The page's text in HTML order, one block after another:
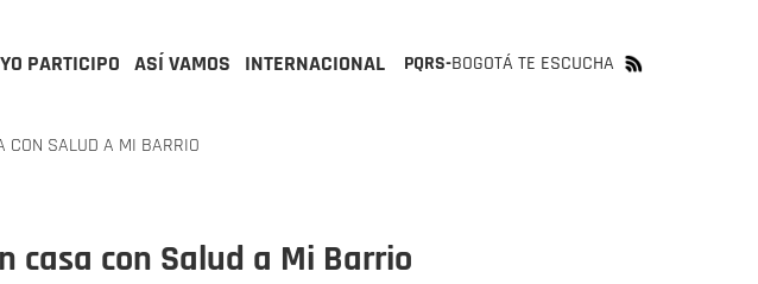
YO PARTICIPO ASÍ VAMOS INTERNACIONAL PQRS-BOGOTÁ TE ESCUCHA
CON SALUD A MI BARRIO
con Salud a Mi Barrio